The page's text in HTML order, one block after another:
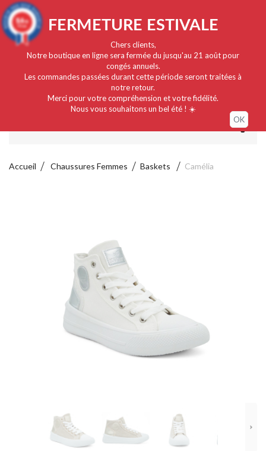
Français
FERMETURE ESTIVALE
Chers clients,
Notre boutique en ligne sera fermée du jusqu'au 21 août pour
congés annuels.
Les commandes passées durant cette période seront traitées à
notre retour.
Merci pour votre compréhension et votre fidélité.
Nous vous souhaitons un bel été ! ☀️
OK
Accueil Chaussures Femmes Baskets Camélia
9.4/10